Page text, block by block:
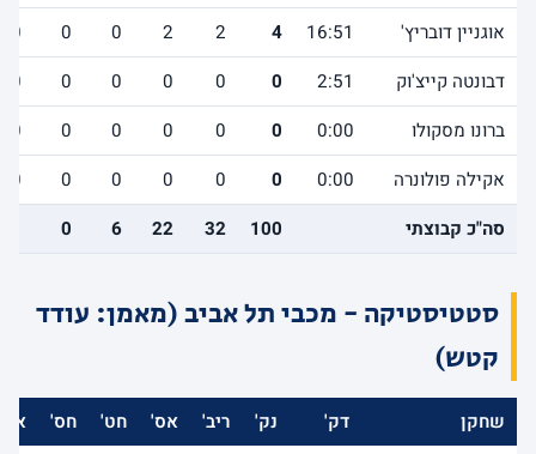
אוגניין דובריץ'
16:51
4
2
2
0
0
0
דבונטה קייצ'וק
2:51
0
0
0
0
0
0
ברונו מסקולו
0:00
0
0
0
0
0
0
אקילה פולונרה
0:00
0
0
0
0
0
0
סה"כ קבוצתי
100
32
22
6
0
סטטיסטיקה - מכבי תל אביב (מאמן: עודד
קטש)
שחקן דק' נק' ריב' אס' חט' חס'
אב'